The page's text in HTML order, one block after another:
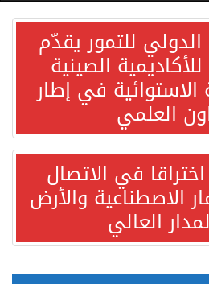
للتمور يقدّم
الصينية
الاستوائية في إطار
العلمي
في الاتصال
الاصطناعية والأرض
العالي